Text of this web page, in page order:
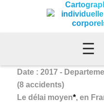
☰
Date : 2017 -
(8 accidents)
Le délai moyen*, en